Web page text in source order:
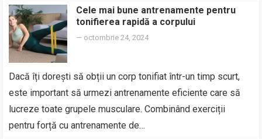
Cele mai bune antrenamente pentru
tonifierea rapidă a corpului
— octombrie 24, 2024
Dacă îți dorești să obții un corp tonifiat într-un timp scurt,
este important să urmezi antrenamente eficiente care să
lucreze toate grupele musculare. Combinând exerciții
pentru forță cu antrenamente de…